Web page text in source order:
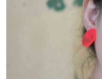
2014/03/26(水) 16:03:53